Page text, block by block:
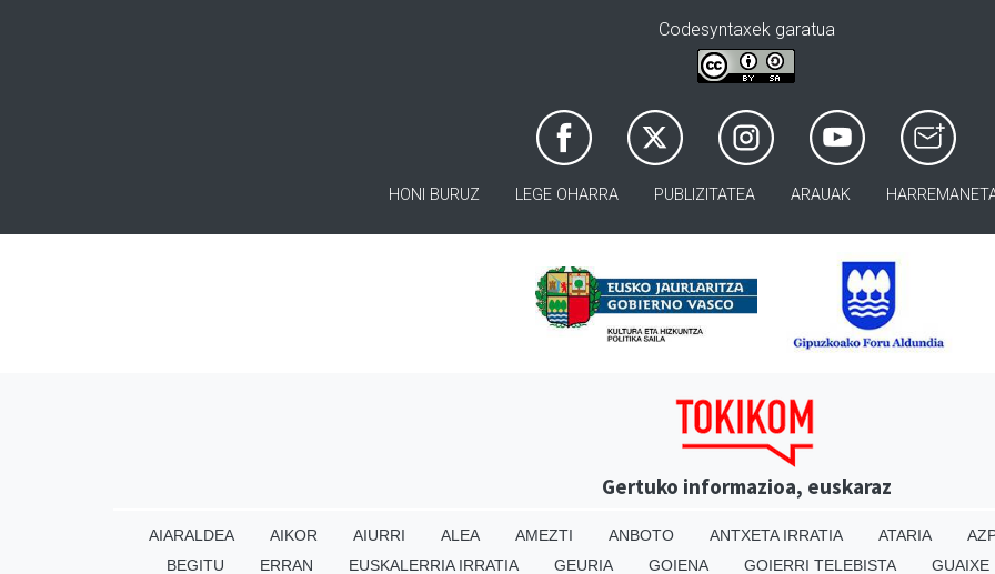
Codesyntaxek garatua
HONI BURUZ LEGE OHARRA PUBLIZITATEA ARAUAK
Gertuko informazioa, euskaraz
AIARALDEA AIKOR AIURRI ALEA AMEZTI ANBOTO ANTXETA IRRATIA ATARIA
BEGITU
ERRAN EUSKALERRIA IRRATIA GEURIA GOIENA GOIERRI TELEBISTA GUAIXE